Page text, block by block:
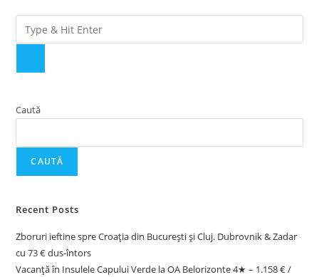
Caută
CAUTĂ
Recent Posts
Zboruri ieftine spre Croația din București și Cluj. Dubrovnik & Zadar
cu 73 € dus-întors
Vacanță în Insulele Capului Verde la OA Belorizonte 4★ – 1.158 € /